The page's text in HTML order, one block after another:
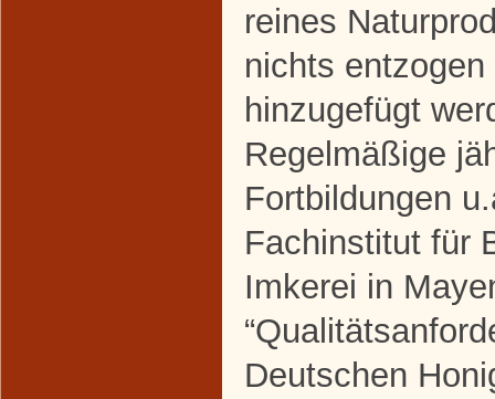
reines
nichts entzogen
hinzugefügt
Regelmäßige
Fortbildungen
Fachinstitut für
Imkerei in
Deutschen